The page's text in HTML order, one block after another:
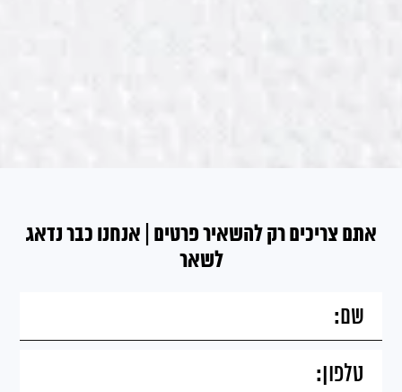
אתם צריכים רק להשאיר פרטים | אנחנו כבר נדאג
לשאר